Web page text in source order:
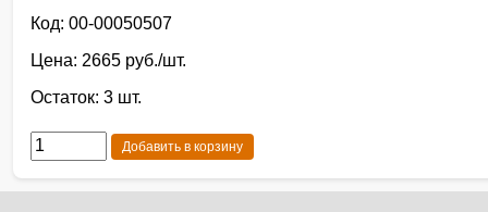
Код: 00-00050507
Цена: 2665 руб./шт.
Остаток: 3 шт.
Добавить в корзину